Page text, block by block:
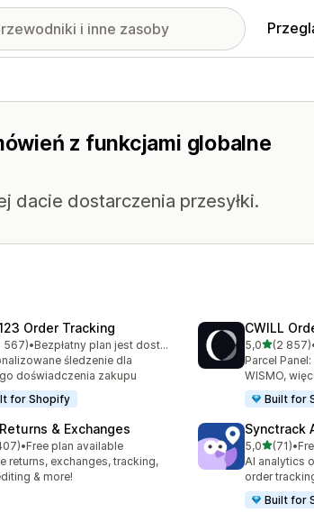
z funkcjami globalne
dacie dostarczenia przesyłki.
Order Tracking
gwiazdek
567)
liczba recenzji: 1567
•
Bezpłatny plan jest dostępny
śledzenie dla
doświadczenia zakupu
for Shopify
CWILL
5,0na 5(2 857)
Łączna
Parcel
WISMO,
Built for
& Exchanges
gwiazdek
liczba recenzji: 407
•Free plan available
returns, exchanges, tracking,
& more!
Synctrack
5,0na 5
(71)
Łączna •
AI analytics
order
Built for